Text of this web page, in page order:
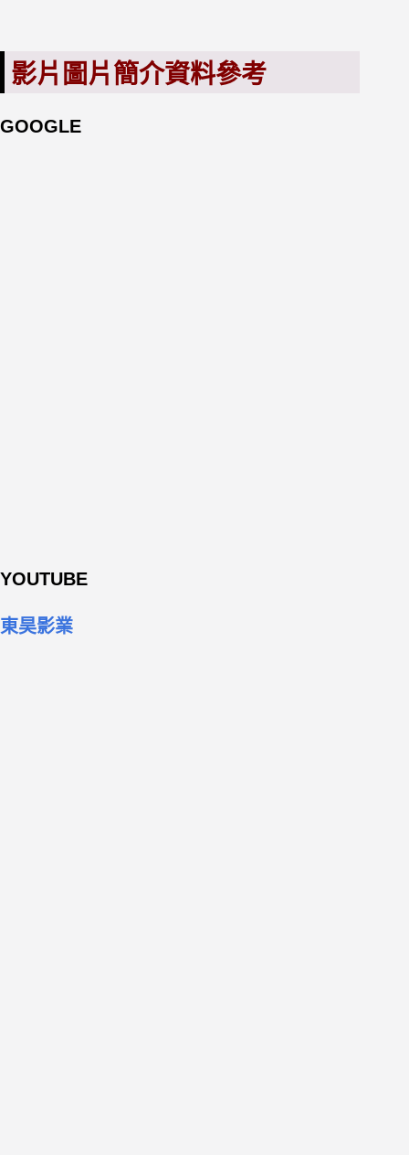
影片圖片簡介資料參考
GOOGLE
YOUTUBE
東昊影業